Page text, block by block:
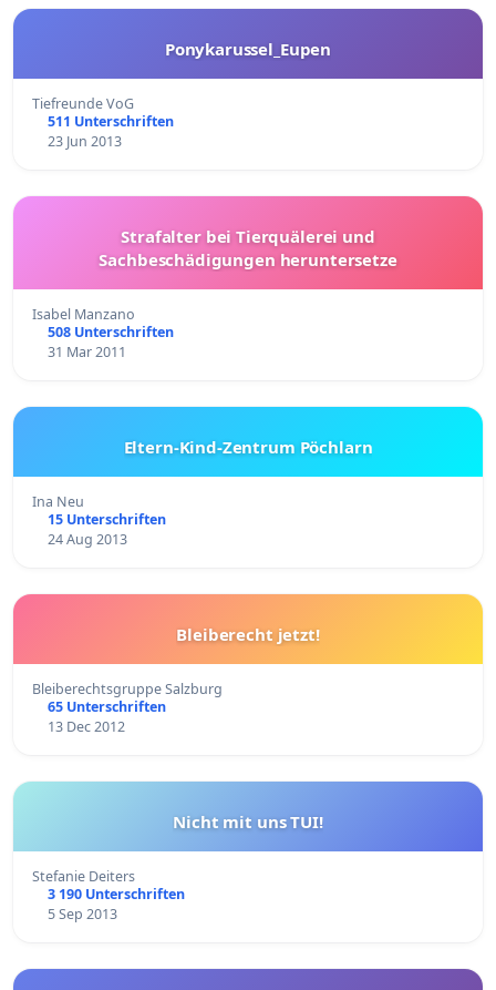
Ponykarussel_Eupen
Tiefreunde VoG
511 Unterschriften
23 Jun 2013
Strafalter bei Tierquälerei und
Sachbeschädigungen heruntersetze
Isabel Manzano
508 Unterschriften
31 Mar 2011
Eltern-Kind-Zentrum Pöchlarn
Ina Neu
15 Unterschriften
24 Aug 2013
Bleiberecht jetzt!
Bleiberechtsgruppe Salzburg
65 Unterschriften
13 Dec 2012
Nicht mit uns TUI!
Stefanie Deiters
3 190 Unterschriften
5 Sep 2013